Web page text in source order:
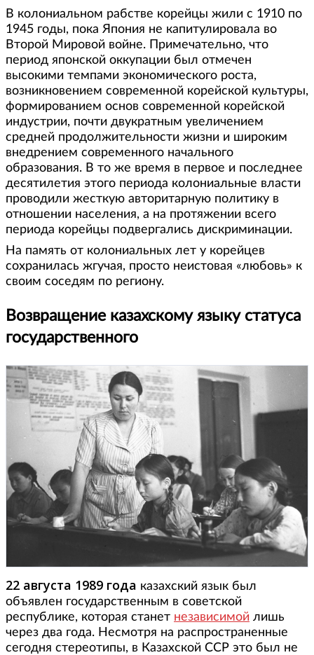
В колониальном рабстве корейцы жили с 1910 по
1945 годы, пока Япония не капитулировала во
Второй Мировой войне. Примечательно, что
период японской оккупации был отмечен
высокими темпами экономического роста,
возникновением современной корейской культуры,
формированием основ современной корейской
индустрии, почти двукратным увеличением
средней продолжительности жизни и широким
внедрением современного начального
образования. В то же время в первое и последнее
десятилетия этого периода колониальные власти
проводили жесткую авторитарную политику в
отношении населения, а на протяжении всего
периода корейцы подвергались дискриминации.
На память от колониальных лет у корейцев
сохранилась жгучая, просто неистовая «любовь» к
своим соседям по региону.
Возвращение казахскому языку статуса
государственного
22 августа 1989 года казахский язык был
объявлен государственным в советской
республике, которая станет независимой лишь
через два года. Несмотря на распространенные
сегодня стереотипы, в Казахской ССР это был не